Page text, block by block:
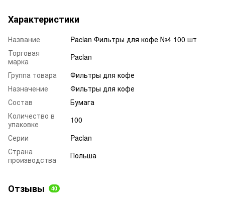
Характеристики
Название
Paclan Фильтры для кофе №4 100 шт
Торговая
марка
Paclan
Группа товара
Фильтры для кофе
Назначение
Фильтры для кофе
Состав
Бумага
Количество в
упаковке
100
Серии
Paclan
Страна
производства
Польша
Отзывы 40